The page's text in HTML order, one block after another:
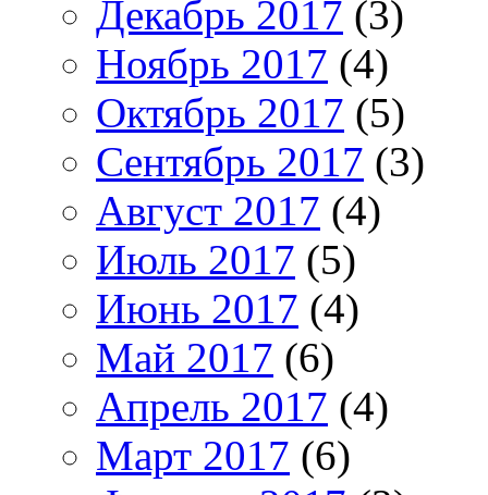
Декабрь 2017 (3)
Ноябрь 2017 (4)
Октябрь 2017 (5)
Сентябрь 2017 (3)
Август 2017 (4)
Июль 2017 (5)
Июнь 2017 (4)
Май 2017 (6)
Апрель 2017 (4)
Март 2017 (6)